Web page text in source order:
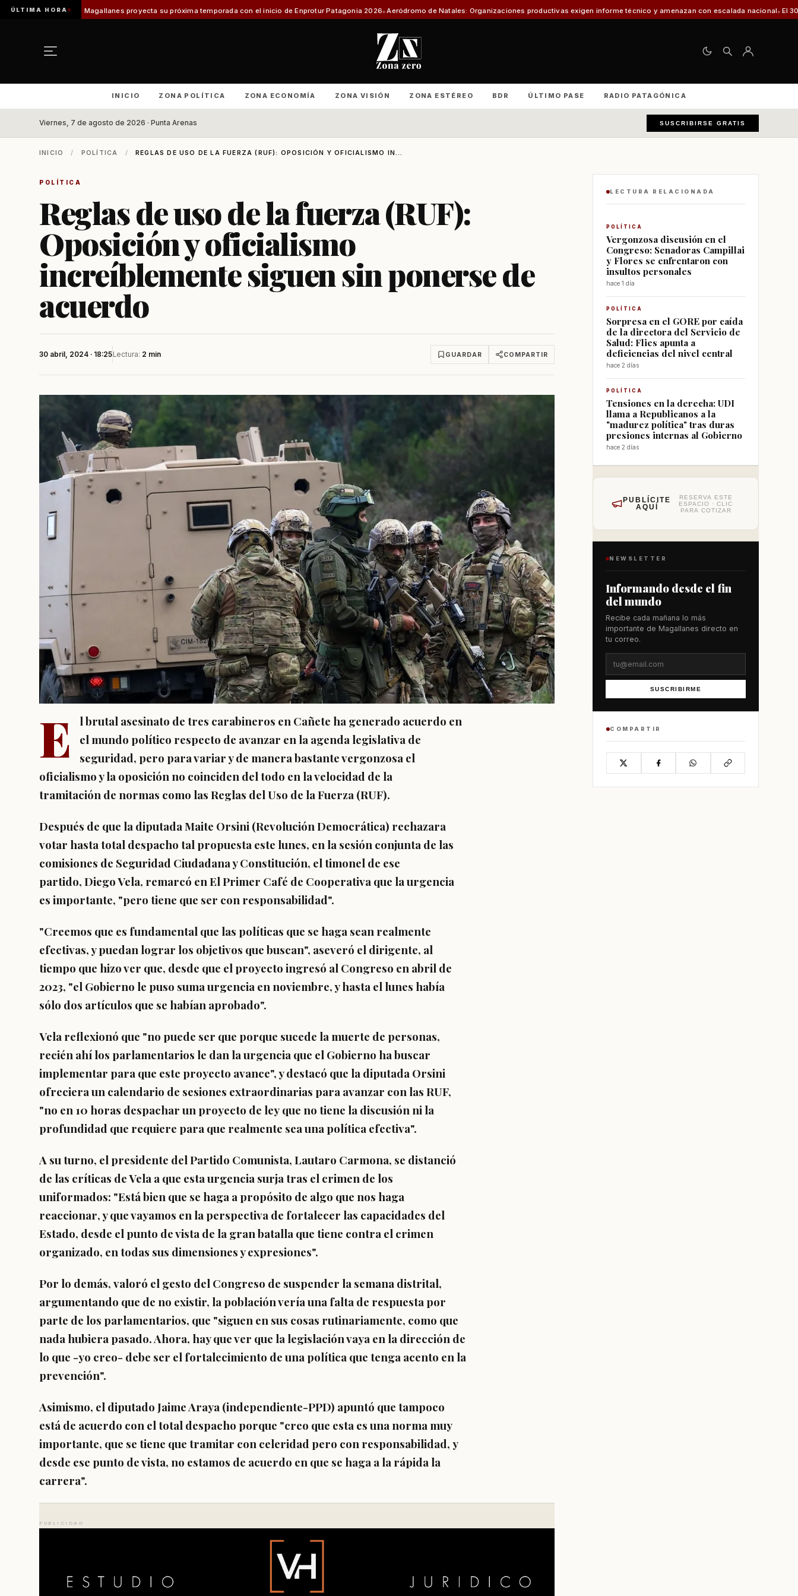
ÚLTIMA HORA
Magallanes proyecta su próxima temporada con el inicio de Enprotur Patagonia 2026 Aeródromo de Natales: Organizaciones productivas exigen informe técnico y amenazan con escalada nacional El 30% de los vehículos
INICIO ZONA POLÍTICA ZONA ECONOMÍA ZONA VISIÓN ZONA ESTÉREO BDR ÚLTIMO PASE RADIO PATAGÓNICA
Viernes, 7 de agosto de 2026 · Punta Arenas SUSCRIBIRSE GRATIS
INICIO / POLÍTICA / REGLAS DE USO DE LA FUERZA (RUF): OPOSICIÓN Y OFICIALISMO IN...
POLÍTICA
Reglas de uso de la fuerza (RUF):
Oposición y oficialismo
increíblemente siguen sin ponerse de
acuerdo
30 abril, 2024 · 18:25Lectura: 2 min GUARDAR COMPARTIR
E
l brutal asesinato de tres carabineros en Cañete ha generado acuerdo en
el mundo político respecto de avanzar en la agenda legislativa de
seguridad, pero para variar y de manera bastante vergonzosa el
oficialismo y la oposición no coinciden del todo en la velocidad de la
tramitación de normas como las Reglas del Uso de la Fuerza (RUF).
Después de que la diputada Maite Orsini (Revolución Democrática) rechazara
votar hasta total despacho tal propuesta este lunes, en la sesión conjunta de las
comisiones de Seguridad Ciudadana y Constitución, el timonel de ese
partido, Diego Vela, remarcó enEl Primer Café de Cooperativa que la urgencia
es importante, "pero tiene que ser con responsabilidad".
"Creemos que es fundamental que las políticas que se haga sean realmente
efectivas, y puedan lograr los objetivos que buscan", aseveró el dirigente, al
tiempo que hizo ver que, desde que el proyecto ingresó al Congreso en abril de
2023, "el Gobierno le puso suma urgencia en noviembre, y hasta el lunes había
sólo dos artículos que se habían aprobado".
Vela reflexionó que "no puede ser que porque sucede la muerte de personas,
recién ahí los parlamentarios le dan la urgencia que el Gobierno ha buscar
implementar para que este proyecto avance", y destacó que la diputada Orsini
ofreciera un calendario de sesiones extraordinarias para avanzar con las RUF,
"no en 10 horas despachar un proyecto de ley que no tiene la discusión ni la
profundidad que requiere para que realmente sea una política efectiva".
A su turno, el presidente del Partido Comunista, Lautaro Carmona, se distanció
de las críticas de Vela a que esta urgencia surja tras el crimen de los
uniformados: "Está bien que se haga a propósito de algo que nos haga
reaccionar, y que vayamos en la perspectiva de fortalecer las capacidades del
Estado, desde el punto de vista de la gran batalla que tiene contra el crimen
organizado, en todas sus dimensiones y expresiones".
Por lo demás, valoró el gesto del Congreso de suspender la semana distrital,
argumentando que de no existir, la población vería una falta de respuesta por
parte de los parlamentarios, que "siguen en sus cosas rutinariamente, como que
nada hubiera pasado. Ahora, hay que ver que la legislación vaya en la dirección de
lo que -yo creo- debe ser el fortalecimiento de una política que tenga acento en la
prevención".
Asimismo, el diputado Jaime Araya (independiente-PPD) apuntó que tampoco
está de acuerdo con el total despacho porque "creo que esta es una norma muy
importante, que se tiene que tramitar con celeridad pero con responsabilidad, y
desde ese punto de vista, no estamos de acuerdo en que se haga a la rápida la
carrera".
PUBLICIDAD
LECTURA RELACIONADA
POLÍTICA
Vergonzosa discusión en el
Congreso: Senadoras Campillai
y Flores se enfrentaron con
insultos personales
hace 1 día
POLÍTICA
Sorpresa en el GORE por caída
de la directora del Servicio de
Salud: Flies apunta a
deficiencias del nivel central
hace 2 días
POLÍTICA
Tensiones en la derecha: UDI
llama a Republicanos a la
"madurez política" tras duras
presiones internas al Gobierno
hace 2 días
PUBLÍCITE
AQUÍ
RESERVA ESTE
ESPACIO · CLIC
PARA COTIZAR
NEWSLETTER
Informando desde el fin
del mundo
Recibe cada mañana lo más
importante de Magallanes directo en
tu correo.
SUSCRIBIRME
COMPARTIR